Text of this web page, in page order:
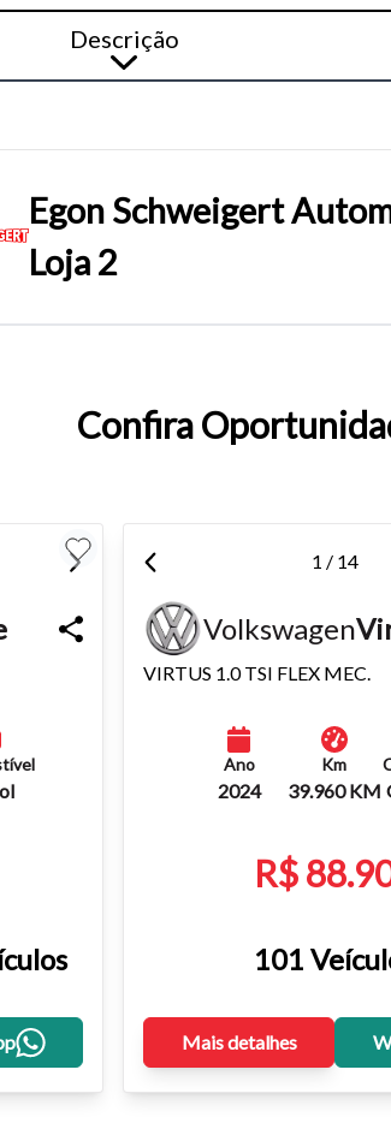
Descrição
Egon Schweigert
Loja 2
Confira
1 / 14
Volkswagen
VIRTUS 1.0 TSI FLEX MEC.
Ano
2024
Km
39.960 KM
R$
101
Mais detalhes